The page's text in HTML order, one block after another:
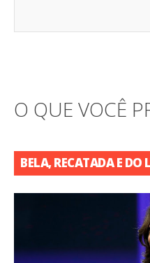
O QUE VOCÊ
BELA, RECATADA E DO